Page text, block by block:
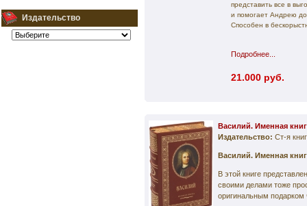
Издательство
представить все в
и помогает Андрею
Cпособен в
Подробнее...
21.000 руб.
Василий. Именная
Издательство: Ст-я
Василий. Именная
В этой книге
своими делами тоже
оригинальным подарком